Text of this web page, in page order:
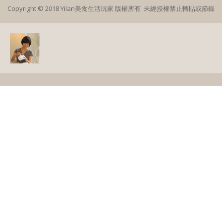
Copyright © 2018 Yilan美食生活玩家 版權所有 未經授權禁止轉貼或節錄